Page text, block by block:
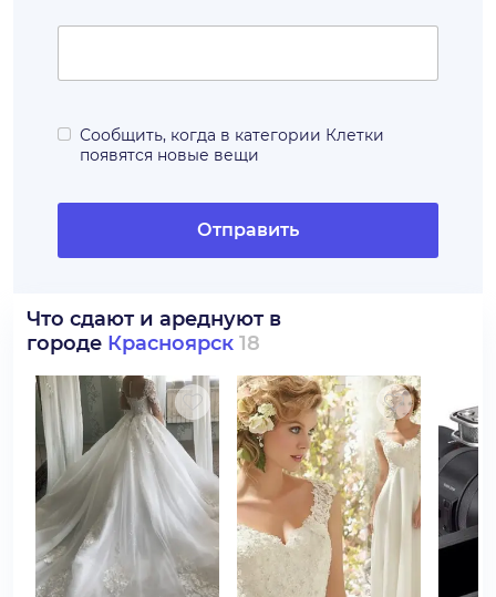
Сообщить, когда в категории Клетки
появятся новые вещи
Отправить
Что сдают и ареднуют в
городе Красноярск 18